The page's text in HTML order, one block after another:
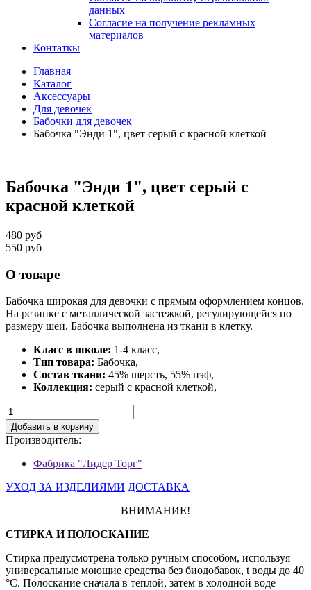
данных
Согласие на получение рекламных
материалов
Контаткы
Главная
Каталог
Аксессуары
Для девочек
Бабочки для девочек
Бабочка "Энди 1", цвет серый с красной клеткой
Бабочка "Энди 1", цвет серый с
красной клеткой
480 руб
550 руб
О товаре
Бабочка широкая для девочки с прямым оформлением концов.
На резинке с металлической застежкой, регулирующейся по
размеру шеи. Бабочка выполнена из ткани в клетку.
Класс в школе: 1-4 класс,
Тип товара: Бабочка,
Состав ткани: 45% шерсть, 55% пэф,
Коллекция: серый с красной клеткой,
Добавить в корзину
Производитель:
Фабрика "Лидер Торг"
УХОД ЗА ИЗДЕЛИЯМИ ДОСТАВКА
ВНИМАНИЕ!
СТИРКА И ПОЛОСКАНИЕ
Стирка предусмотрена только ручным способом, используя
универсальные моющие средства без биодобавок, t воды до 40
°С. Полоскание сначала в теплой, затем в холодной воде